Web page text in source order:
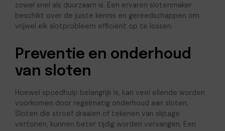
zowel snel als duurzaam is. Een ervaren slotenmaker
beschikt over de juiste kennis en gereedschappen om
vrijwel elk slotprobleem efficiënt op te lossen.
Preventie en onderhoud
van sloten
Hoewel spoedhulp belangrijk is, kan veel ellende worden
voorkomen door regelmatig onderhoud aan sloten.
Sloten die stroef draaien of tekenen van slijtage
vertonen, kunnen beter tijdig worden vervangen. Een